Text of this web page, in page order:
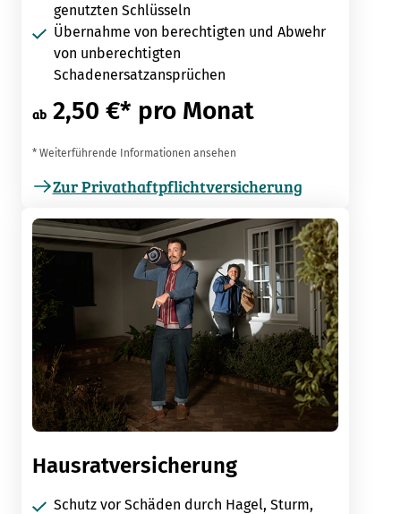
genutzten Schlüsseln
Übernahme von berechtigten und Abwehr
von unberechtigten
Schadenersatzansprüchen
ab 2,50 €* pro Monat
* Weiterführende Informationen ansehen
Zur Privathaftpflichtversicherung
Hausratversicherung
Schutz vor Schäden durch Hagel, Sturm,